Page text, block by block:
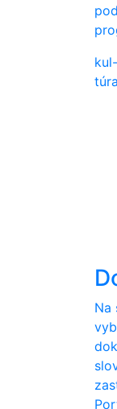
kul-
túra
Na